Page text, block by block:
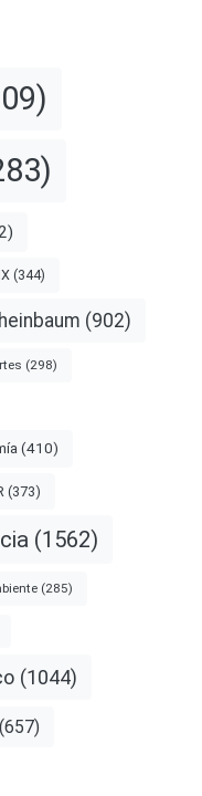
(344)
(902)
(298)
(410)
(373)
(1562)
(285)
(1044)
(657)